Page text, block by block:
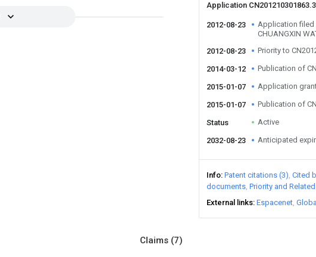
Application
2012-08-23
Application filed
CHUANGXIN
2012-08-23
Priority to
2014-03-12 Publication of
2015-01-07 Application
2015-01-07 Publication of
Status Active
2032-08-23 Anticipated
Info Patent citations (3) Cited
documents Priority and
External links Espacenet
Claims (7)